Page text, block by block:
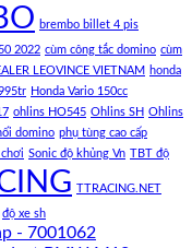
brembo billet 4 pis
2022 cùm công tắc domino cùm
LEOVINCE VIETNAM honda
Honda Vario 150cc
ohlins HO545 Ohlins SH Ohlins
domino phụ tùng cao cấp
Sonic độ khủng Vn TBT độ
TTRACING.NET
độ xe sh